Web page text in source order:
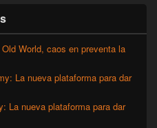
World, caos en preventa la
La nueva plataforma para dar
La nueva plataforma para dar